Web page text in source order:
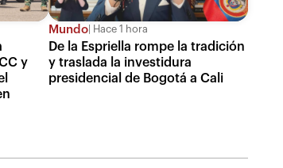
y
Mundo Hace 1 hora
De la Espriella rompe la tradición
y traslada la investidura
presidencial de Bogotá a Cali